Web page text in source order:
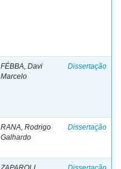
FÉBBA, Davi
Marcelo
Dissertação
RANA, Rodrigo
Galhardo
Dissertação